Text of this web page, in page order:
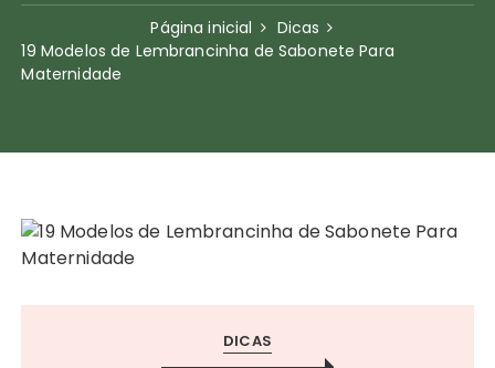
Página inicial
Dicas
19 Modelos de Lembrancinha de Sabonete Para
Maternidade
DICAS